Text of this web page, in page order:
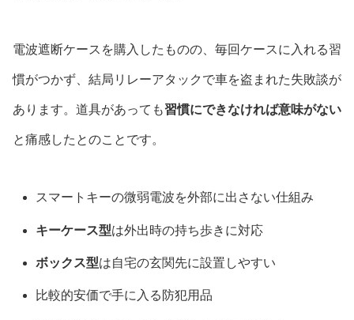
電波遮断ケースを購入したものの、毎回ケースに入れる習
慣がつかず、結局リレーアタックで車を盗まれた失敗談が
あります。道具があっても習慣にできなければ意味がない
と痛感したとのことです。
スマートキーの微弱電波を外部に出さない仕組み
キーケース型は外出時の持ち歩きに対応
ボックス型は自宅の玄関先に設置しやすい
比較的安価で手に入る防犯用品